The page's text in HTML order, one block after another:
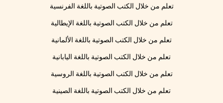
تعلم من خلال الكتب الصوتية باللغة الفرنسية
تعلم من خلال الكتب الصوتية باللغة الإيطالية
تعلم من خلال الكتب الصوتية باللغة الألمانية
تعلم من خلال الكتب الصوتية باللغة اليابانية
تعلم من خلال الكتب الصوتية باللغة الروسية
تعلم من خلال الكتب الصوتية باللغة الصينية